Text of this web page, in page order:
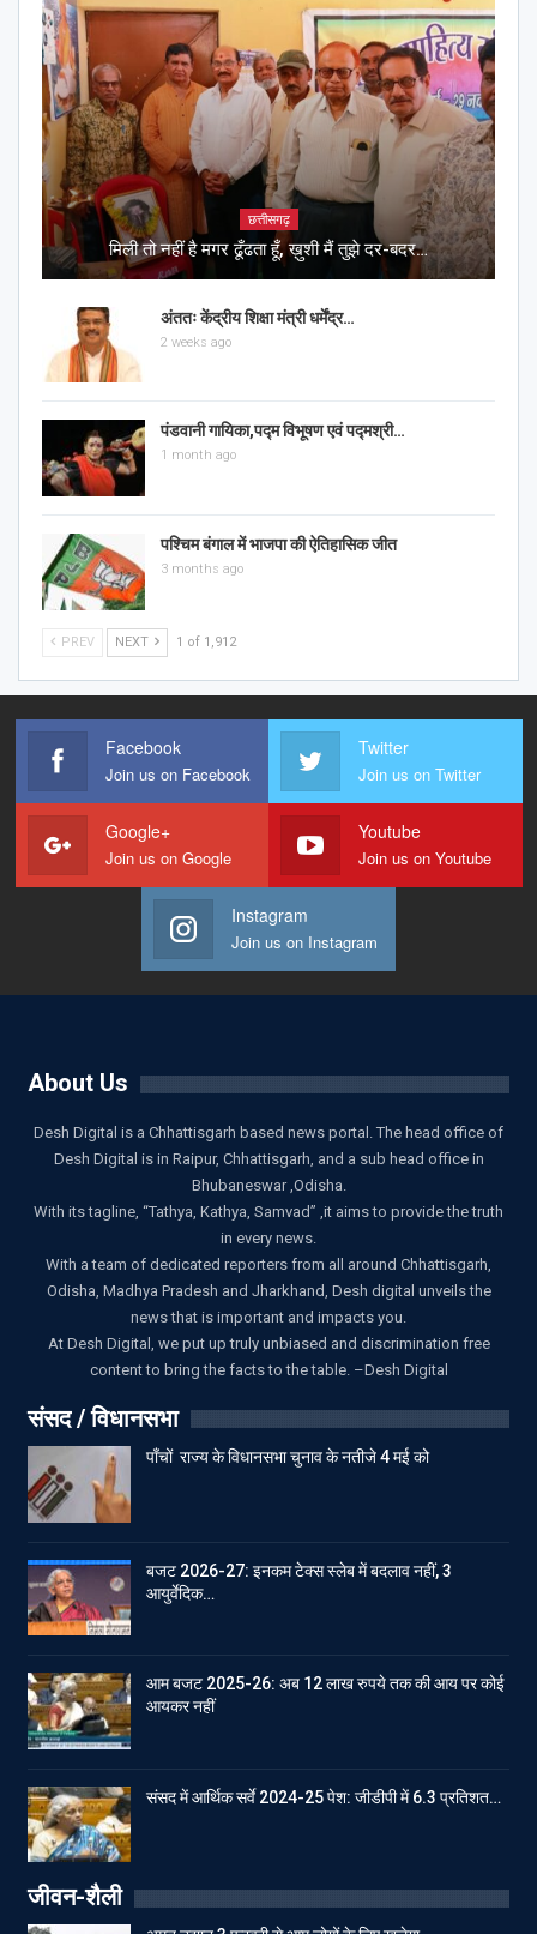
छत्तीसगढ़
मिली तो नहीं है मगर ढूँढता हूँ, ख़ुशी मैं तुझे दर-बदर…
अंततः केंद्रीय शिक्षा मंत्री धर्मेंद्र…
2 weeks ago
पंडवानी गायिका,पद्म विभूषण एवं पद्मश्री…
1 month ago
पश्चिम बंगाल में भाजपा की ऐतिहासिक जीत
3 months ago
PREV NEXT 1 of 1,912
Facebook
Join us on Facebook
Twitter
Join us on Twitter
Google+
Join us on Google
Youtube
Join us on Youtube
Instagram
Join us on Instagram
About Us
Desh Digital is a Chhattisgarh based news portal. The head office of
Desh Digital is in Raipur, Chhattisgarh, and a sub head office in
Bhubaneswar ,Odisha.
With its tagline, “Tathya, Kathya, Samvad” ,it aims to provide the truth
in every news.
With a team of dedicated reporters from all around Chhattisgarh,
Odisha, Madhya Pradesh and Jharkhand, Desh digital unveils the
news that is important and impacts you.
At Desh Digital, we put up truly unbiased and discrimination free
content to bring the facts to the table. –Desh Digital
संसद / विधानसभा
पाँचों राज्य के विधानसभा चुनाव के नतीजे 4 मई को
बजट 2026-27: इनकम टेक्स स्लेब में बदलाव नहीं, 3
आयुर्वेदिक…
आम बजट 2025-26: अब 12 लाख रुपये तक की आय पर कोई
आयकर नहीं
संसद में आर्थिक सर्वे 2024-25 पेश: जीडीपी में 6.3 प्रतिशत…
जीवन-शैली